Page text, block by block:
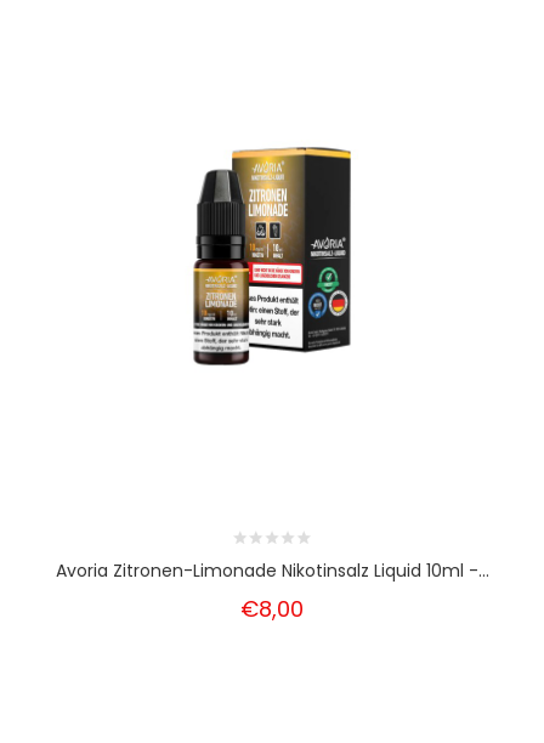
Avoria Zitronen-Limonade Nikotinsalz Liquid 10ml -...
€8,00